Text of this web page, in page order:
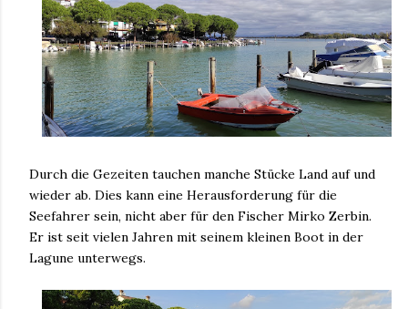
Durch die Gezeiten tauchen manche Stücke Land auf und
wieder ab. Dies kann eine Herausforderung für die
Seefahrer sein, nicht aber für den Fischer Mirko Zerbin.
Er ist seit vielen Jahren mit seinem kleinen Boot in der
Lagune unterwegs.